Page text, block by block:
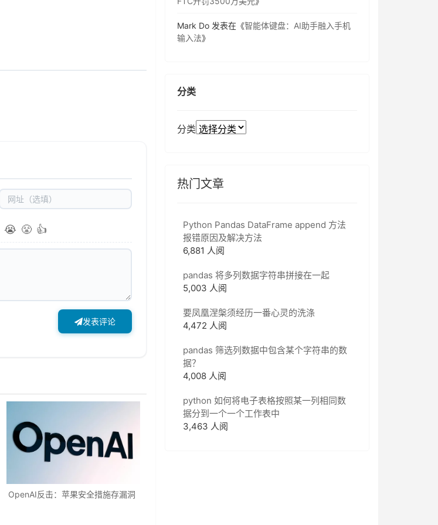
😭 😤 👍
发表评论
OpenAI反击：苹果安全措施存漏洞
Mark Do 发表在《智能体键盘：AI助手融入手机
输入法》
分类
分类
热门文章
Python Pandas DataFrame append 方法
报错原因及解决方法
6,881 人阅
pandas 将多列数据字符串拼接在一起
5,003 人阅
要凤凰涅槃须经历一番心灵的洗涤
4,472 人阅
pandas 筛选列数据中包含某个字符串的数
据？
4,008 人阅
python 如何将电子表格按照某一列相同数
据分到一个一个工作表中
3,463 人阅